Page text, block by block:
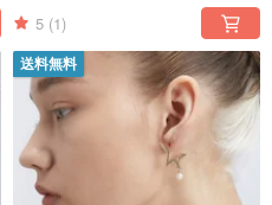
5 (1)
送料無料